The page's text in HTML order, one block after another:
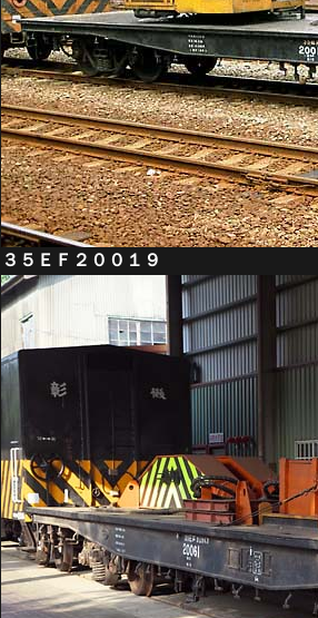
３５ＥＦ２００１９